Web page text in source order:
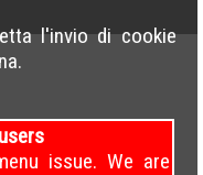
l'invio di cookie
issue. We are